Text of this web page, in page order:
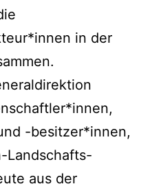
in der
-besitzer*innen,
Landschafts-
aus der